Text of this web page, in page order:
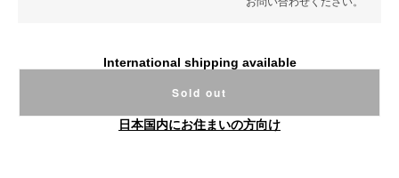
International shipping available
Sold out
日本国内にお住まいの方向け